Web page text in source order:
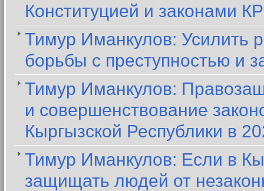
Конституцией и законами КР
Тимур Иманкулов: Усилить
борьбы с преступностью и
Тимур Иманкулов:
и совершенствование
Кыргызской Республики в
Тимур Иманкулов: Если в
защищать людей от